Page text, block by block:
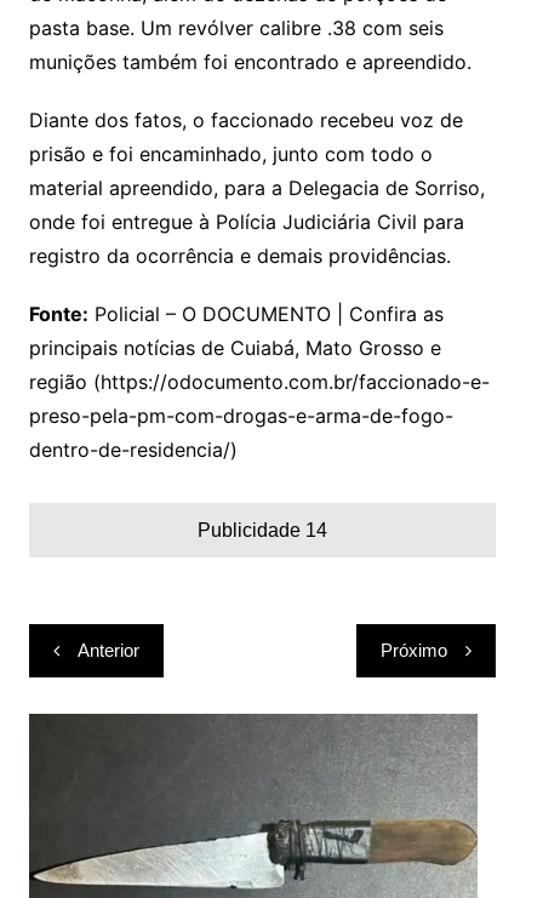
pasta base. Um revólver calibre .38 com seis
munições também foi encontrado e apreendido.
Diante dos fatos, o faccionado recebeu voz de
prisão e foi encaminhado, junto com todo o
material apreendido, para a Delegacia de Sorriso,
onde foi entregue à Polícia Judiciária Civil para
registro da ocorrência e demais providências.
Fonte: Policial – O DOCUMENTO | Confira as
principais notícias de Cuiabá, Mato Grosso e
região (https://odocumento.com.br/faccionado-e-
preso-pela-pm-com-drogas-e-arma-de-fogo-
dentro-de-residencia/)
Publicidade 14
Navegação
de
Post
Anterior Próximo